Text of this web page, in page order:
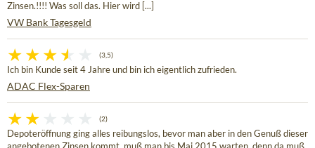
Zinsen.!!!! Was soll das. Hier wird [...]
VW Bank Tagesgeld
(3,5)
Ich bin Kunde seit 4 Jahre und bin ich eigentlich zufrieden.
ADAC Flex-Sparen
(2)
Depoteröffnung ging alles reibungslos, bevor man aber in den Genuß dieser